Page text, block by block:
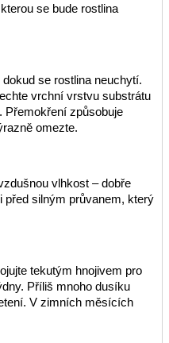
se bude rostlina
se rostlina neuchytí.
vrchní vrstvu substrátu
Přemokření způsobuje
omezte.
vlhkost – dobře
před silným průvanem, který
tekutým hnojivem pro
Příliš mnoho dusíku
V zimních měsících